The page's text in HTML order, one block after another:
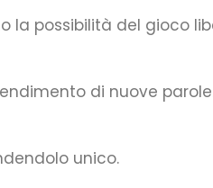
la possibilità del gioco
di nuove
unico.